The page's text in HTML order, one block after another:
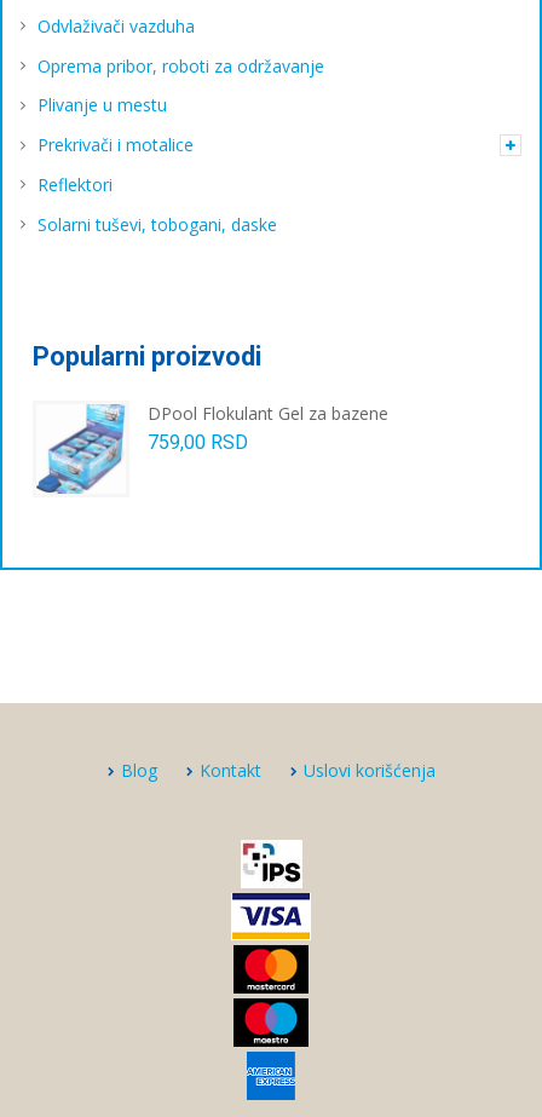
Odvlaživači vazduha
Oprema pribor, roboti za održavanje
Plivanje u mestu
Prekrivači i motalice
Reflektori
Solarni tuševi, tobogani, daske
Popularni proizvodi
DPool Flokulant Gel za bazene
759,00 RSD
Blog Kontakt Uslovi korišćenja